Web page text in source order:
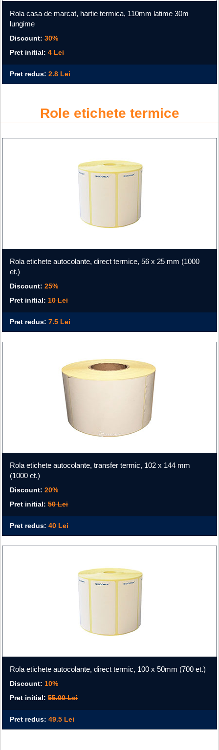
Rola casa de marcat, hartie termica, 110mm latime 30m
lungime
Discount:30%
Pret initial:4 Lei
Pret redus:2.8 Lei
Role etichete termice
Rola etichete autocolante, direct termice, 56 x 25 mm (1000
et.)
Discount:25%
Pret initial:10 Lei
Pret redus:7.5 Lei
Rola etichete autocolante, transfer termic, 102 x 144 mm
(1000 et.)
Discount:20%
Pret initial:50 Lei
Pret redus:40 Lei
Rola etichete autocolante, direct termic, 100 x 50mm (700 et.)
Discount: 10%
Pret initial:55.00 Lei
Pret redus:49.5 Lei